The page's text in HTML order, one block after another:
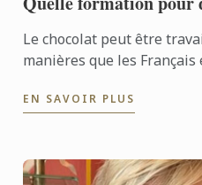
Le chocolat peut être
manières que les
Cordon Bleu ...
EN SAVOIR PLUS